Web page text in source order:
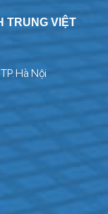
TRUNG VIỆT
Hà Nội